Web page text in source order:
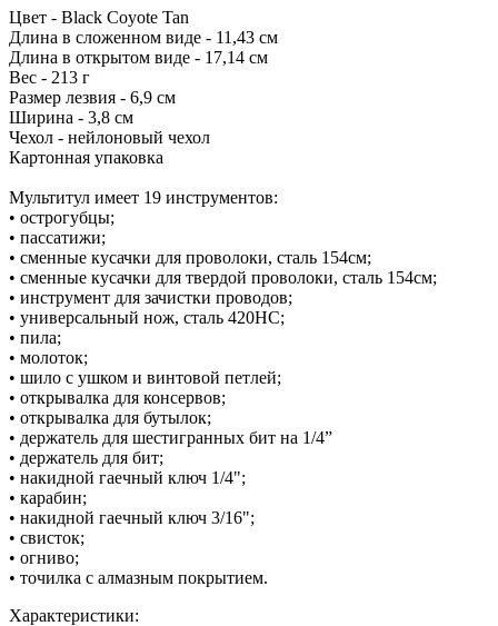
Цвет - Black Coyote Tan
Длина в сложенном виде - 11,43 см
Длина в открытом виде - 17,14 см
Вес - 213 г
Размер лезвия - 6,9 см
Ширина - 3,8 см
Чехол - нейлоновый чехол
Картонная упаковка
Мультитул имеет 19 инструментов:
• острогубцы;
• пассатижи;
• сменные кусачки для проволоки, сталь 154см;
• сменные кусачки для твердой проволоки, сталь 154см;
• инструмент для зачистки проводов;
• универсальный нож, сталь 420HC;
• пила;
• молоток;
• шило с ушком и винтовой петлей;
• открывалка для консервов;
• открывалка для бутылок;
• держатель для шестигранных бит на 1/4”
• держатель для бит;
• накидной гаечный ключ 1/4";
• карабин;
• накидной гаечный ключ 3/16";
• свисток;
• огниво;
• точилка с алмазным покрытием.
Характеристики: